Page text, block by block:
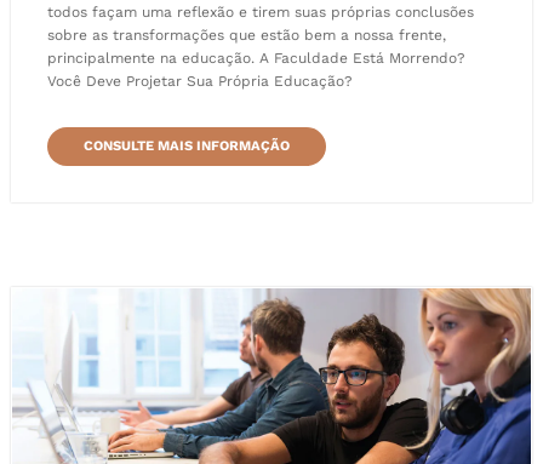
todos façam uma reflexão e tirem suas próprias conclusões
sobre as transformações que estão bem a nossa frente,
principalmente na educação. A Faculdade Está Morrendo?
Você Deve Projetar Sua Própria Educação?
CONSULTE MAIS INFORMAÇÃO